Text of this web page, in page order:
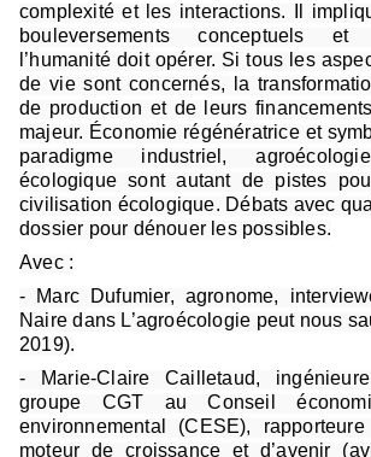
complexité et les interactions. Il
bouleversements conceptuels
l’humanité doit opérer. Si tous les
de vie sont concernés, la
de production et de leurs
majeur. Économie régénératrice et
paradigme industriel,
écologique sont autant de pistes
civilisation écologique. Débats avec
dossier pour dénouer les possibles.
Avec :
- Marc Dufumier, agronome,
Naire dans L’agroécologie peut nous
2019).
- Marie-Claire Cailletaud,
groupe CGT au Conseil
environnemental (CESE),
moteur de croissance et d’avenir